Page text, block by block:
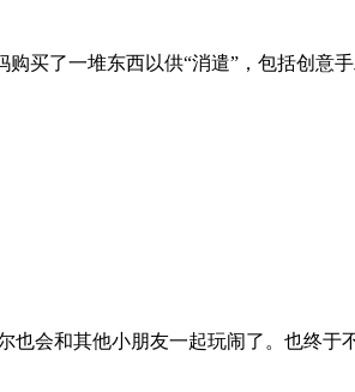
买了一堆东西以供“消遣”，包括创意
会和其他小朋友一起玩闹了。也终于